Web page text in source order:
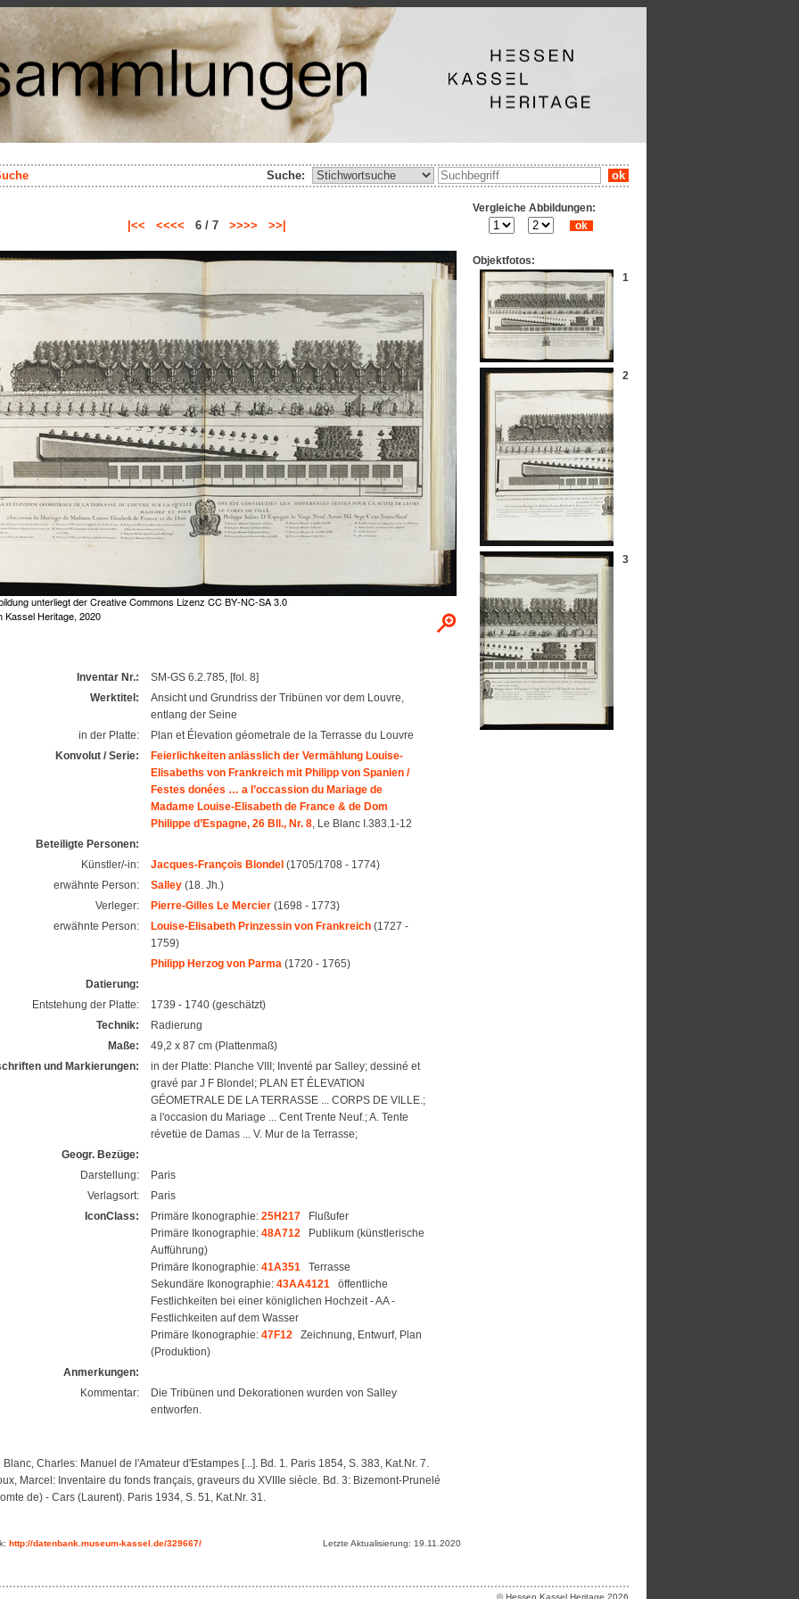
Suche: ok
|<< <<<< 6 / 7 >>>> >>|
Inventar Nr.:
SM-GS 6.2.785, [fol. 8]
Werktitel:
Ansicht und Grundriss der Tribünen vor dem Louvre,
entlang der Seine
in der Platte:
Plan et Élevation géometrale de la Terrasse du Louvre
Konvolut / Serie:
Feierlichkeiten anlässlich der Vermählung Louise-
Elisabeths von Frankreich mit Philipp von Spanien /
Festes donées … a l’occassion du Mariage de
Madame Louise-Elisabeth de France & de Dom
Philippe d’Espagne, 26 Bll., Nr. 8 , Le Blanc I.383.1-12
Beteiligte Personen:
Künstler/-in:
Jacques-François Blondel (1705/1708 - 1774)
erwähnte Person:
Salley (18. Jh.)
Verleger:
Pierre-Gilles Le Mercier (1698 - 1773)
erwähnte Person:
Louise-Elisabeth Prinzessin von Frankreich (1727 -
1759)
Philipp Herzog von Parma (1720 - 1765)
Datierung:
Entstehung der Platte:
1739 - 1740 (geschätzt)
Technik:
Radierung
Maße:
49,2 x 87 cm (Plattenmaß)
und Markierungen:
in der Platte: Planche VIII; Inventé par Salley; dessiné et
gravé par J F Blondel; PLAN ET ÉLEVATION
GÉOMETRALE DE LA TERRASSE ... CORPS DE VILLE.;
a l'occasion du Mariage ... Cent Trente Neuf.; A. Tente
révetüe de Damas ... V. Mur de la Terrasse;
Geogr. Bezüge:
Darstellung:
Paris
Verlagsort:
Paris
IconClass:
Primäre Ikonographie: 25H217 Flußufer
Primäre Ikonographie: 48A712 Publikum (künstlerische
Aufführung)
Primäre Ikonographie: 41A351 Terrasse
Sekundäre Ikonographie: 43AA4121 öffentliche
Festlichkeiten bei einer königlichen Hochzeit - AA -
Festlichkeiten auf dem Wasser
Primäre Ikonographie: 47F12 Zeichnung, Entwurf, Plan
(Produktion)
Anmerkungen:
Kommentar:
Die Tribünen und Dekorationen wurden von Salley
entworfen.
Blanc, Charles: Manuel de l'Amateur d'Estampes [...]. Bd. 1. Paris 1854, S. 383, Kat.Nr. 7.
Marcel: Inventaire du fonds français, graveurs du XVIIIe siècle. Bd. 3: Bizemont-Prunelé
de) - Cars (Laurent). Paris 1934, S. 51, Kat.Nr. 31.
http://datenbank.museum-kassel.de/329667/ Letzte Aktualisierung: 19.11.2020
Vergleiche Abbildungen:
ok
Objektfotos:
1
2
3
© Hessen Kassel Heritage 2026